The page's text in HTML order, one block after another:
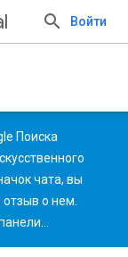
Войти
Поиска
чата, вы
отзыв о нем.